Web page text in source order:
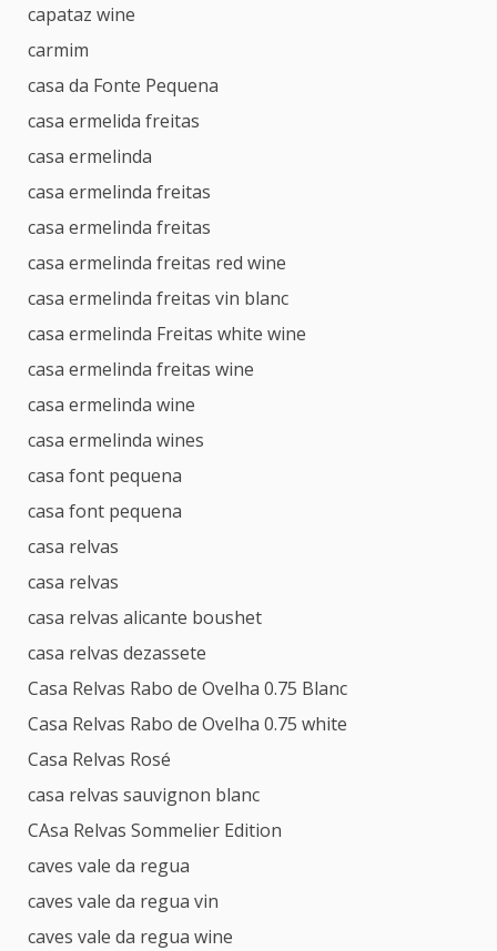
capataz wine
carmim
casa da Fonte Pequena
casa ermelida freitas
casa ermelinda
casa ermelinda freitas
casa ermelinda freitas
casa ermelinda freitas red wine
casa ermelinda freitas vin blanc
casa ermelinda Freitas white wine
casa ermelinda freitas wine
casa ermelinda wine
casa ermelinda wines
casa font pequena
casa font pequena
casa relvas
casa relvas
casa relvas alicante boushet
casa relvas dezassete
Casa Relvas Rabo de Ovelha 0.75 Blanc
Casa Relvas Rabo de Ovelha 0.75 white
Casa Relvas Rosé
casa relvas sauvignon blanc
CAsa Relvas Sommelier Edition
caves vale da regua
caves vale da regua vin
caves vale da regua wine